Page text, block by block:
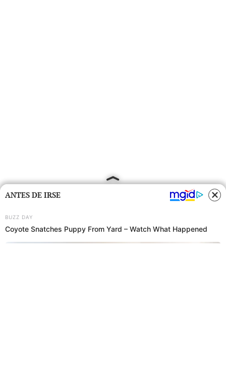
ANTES DE IRSE